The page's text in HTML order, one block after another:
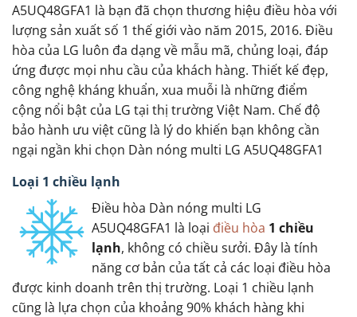
A5UQ48GFA1 là bạn đã chọn thương hiệu điều hòa với
lượng sản xuất số 1 thế giới vào năm 2015, 2016. Điều
hòa của LG luôn đa dạng về mẫu mã, chủng loại, đáp
ứng được mọi nhu cầu của khách hàng. Thiết kế đẹp,
công nghệ kháng khuẩn, xua muỗi là những điểm
cộng nổi bật của LG tại thị trường Việt Nam. Chế độ
bảo hành ưu việt cũng là lý do khiến bạn không cần
ngại ngần khi chọn Dàn nóng multi LG A5UQ48GFA1
Loại 1 chiều lạnh
Điều hòa Dàn nóng multi LG
A5UQ48GFA1 là loại điều hòa 1 chiều
lạnh, không có chiều sưởi. Đây là tính
năng cơ bản của tất cả các loại điều hòa
được kinh doanh trên thị trường. Loại 1 chiều lạnh
cũng là lựa chọn của khoảng 90% khách hàng khi